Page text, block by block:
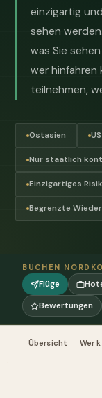
einzigartig
sehen
was Sie
wer hinfahren
teilnehmen,
Ostasien
Nur staatlich
Einzigartiges
Begrenzte
BUCHEN
Flüge
Bewertungen
Übersicht Wer